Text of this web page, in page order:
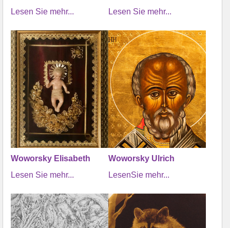
Lesen Sie mehr...
Lesen Sie mehr...
Woworsky Elisabeth
Lesen Sie mehr...
Woworsky Ulrich
LesenSie mehr...